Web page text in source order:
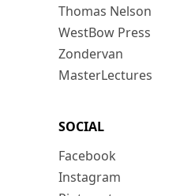
Thomas Nelson
WestBow Press
Zondervan
MasterLectures
SOCIAL
Facebook
Instagram